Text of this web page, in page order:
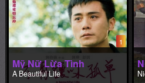
1
Mỹ Nữ Lừa Tình
A Beautiful Life